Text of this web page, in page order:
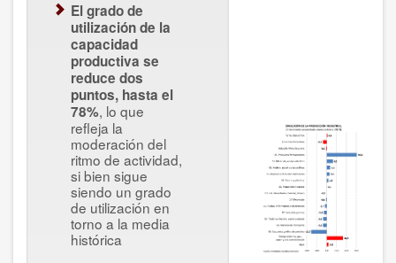
El grado de
utilización de la
capacidad
productiva se
reduce dos
puntos, hasta el
78%, lo que
refleja la
moderación del
ritmo de actividad,
si bien sigue
siendo un grado
de utilización en
torno a la media
histórica